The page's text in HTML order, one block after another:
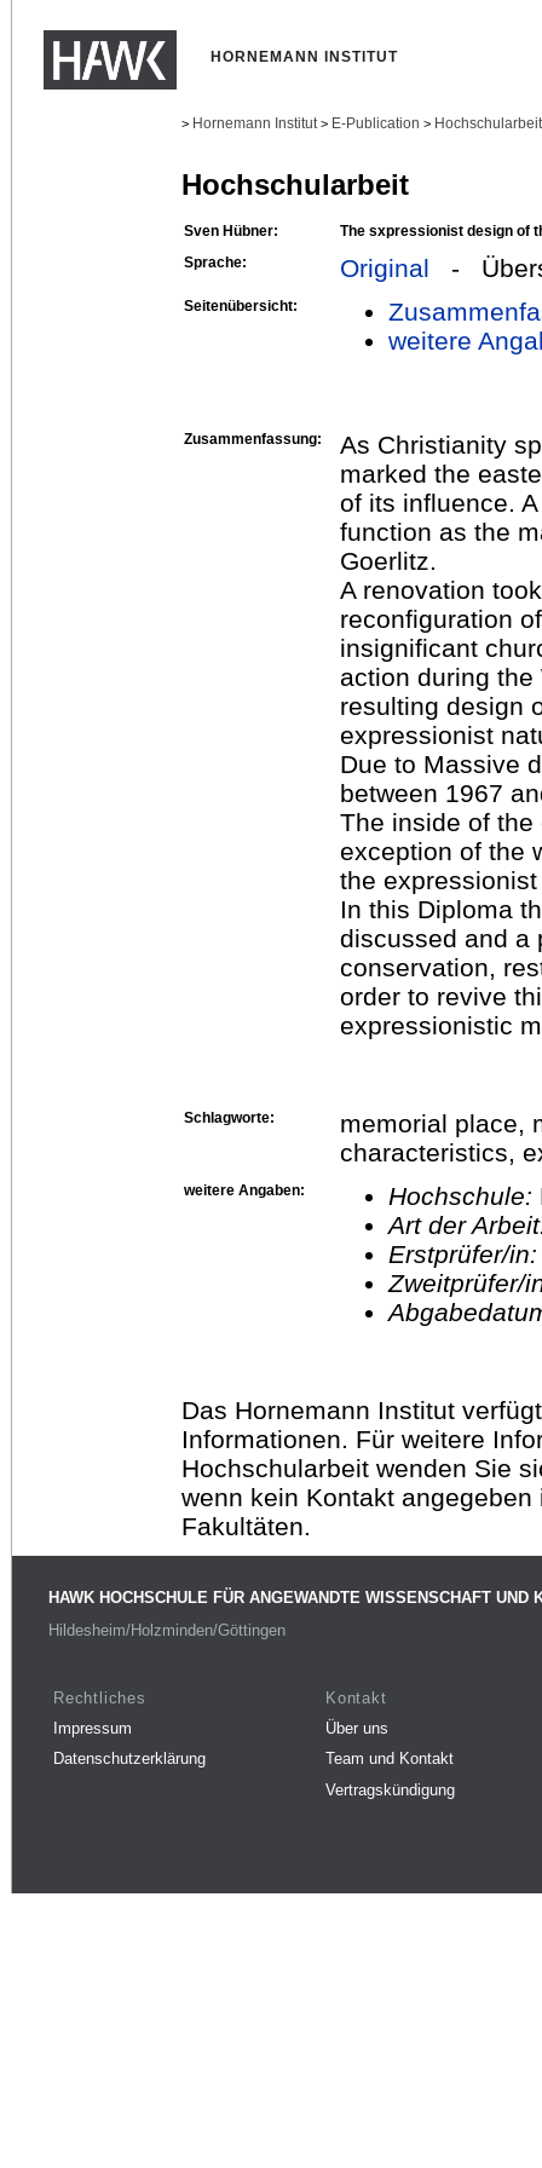
HORNEMANN INSTITUT
> Hornemann Institut > E-Publication >
Hochschularbeit
Sven Hübner:
The sxpressionist design of
Sprache:
Original -
Seitenübersicht:
weitere
Zusammenfassung:
As Christianity
marked the
of its influence.
function as the
Goerlitz.
A renovation
reconfiguration
insignificant
action during the
resulting design
expressionist
Due to Massive
between 1967
The inside of
exception of the
the
In this Diploma
discussed and a
conservation,
order to revive
expressionistic
Schlagworte:
memorial place,
characteristics,
weitere Angaben: Hochschule:
Art der
Erstprüfer/
Das Hornemann Institut
Informationen. Für weitere
Hochschularbeit wenden Sie
wenn kein Kontakt
Fakultäten.
HAWK HOCHSCHULE FÜR ANGEWANDTE WISSENSCHAFT UND
Hildesheim/Holzminden/Göttingen
Rechtliches
Impressum
Datenschutzerklärung
Kontakt
Über uns
Team und Kontakt
Vertragskündigung